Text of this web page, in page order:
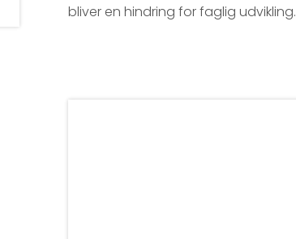
bliver en hindring for faglig udvikling.